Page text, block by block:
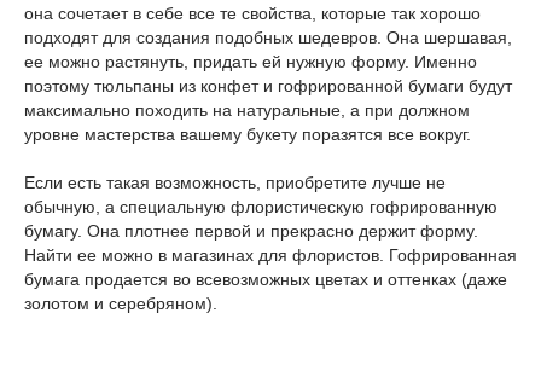
она сочетает в себе все те свойства, которые так хорошо
подходят для создания подобных шедевров. Она шершавая,
ее можно растянуть, придать ей нужную форму. Именно
поэтому тюльпаны из конфет и гофрированной бумаги будут
максимально походить на натуральные, а при должном
уровне мастерства вашему букету поразятся все вокруг.
Если есть такая возможность, приобретите лучше не
обычную, а специальную флористическую гофрированную
бумагу. Она плотнее первой и прекрасно держит форму.
Найти ее можно в магазинах для флористов. Гофрированная
бумага продается во всевозможных цветах и оттенках (даже
золотом и серебряном).